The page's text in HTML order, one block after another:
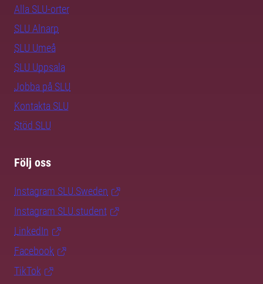
Alla SLU-orter
SLU Alnarp
SLU Umeå
SLU Uppsala
Jobba på SLU
Kontakta SLU
Stöd SLU
Följ oss
Instagram SLU.Sweden
Instagram SLU.student
LinkedIn
Facebook
TikTok